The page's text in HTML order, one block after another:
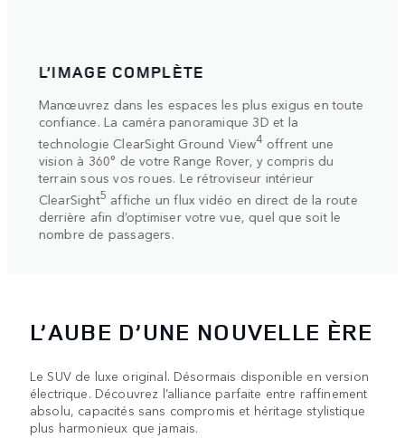
L’IMAGE COMPLÈTE
Manœuvrez dans les espaces les plus exigus en toute
confiance. La caméra panoramique 3D et la
technologie ClearSight Ground View4 offrent une
vision à 360° de votre Range Rover, y compris du
terrain sous vos roues. Le rétroviseur intérieur
ClearSight5 affiche un flux vidéo en direct de la route
derrière afin d’optimiser votre vue, quel que soit le
nombre de passagers.
L’AUBE D’UNE NOUVELLE ÈRE
Le SUV de luxe original. Désormais disponible en version
électrique. Découvrez l’alliance parfaite entre raffinement
absolu, capacités sans compromis et héritage stylistique
plus harmonieux que jamais.